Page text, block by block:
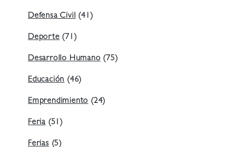
Defensa Civil(41)
Deporte(71)
Desarrollo Humano(75)
Educación(46)
Emprendimiento(24)
Feria (51)
Ferias(5)